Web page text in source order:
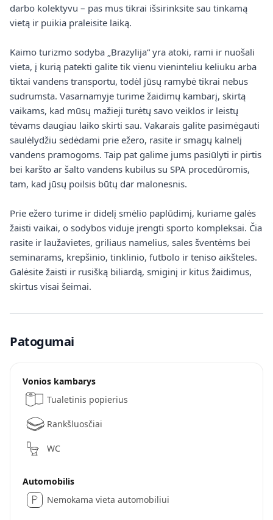
darbo kolektyvu – pas mus tikrai išsirinksite sau tinkamą
vietą ir puikia praleisite laiką.
Kaimo turizmo sodyba „Brazylija“ yra atoki, rami ir nuošali
vieta, į kurią patekti galite tik vienu vieninteliu keliuku arba
tiktai vandens transportu, todėl jūsų ramybė tikrai nebus
sudrumsta. Vasarnamyje turime žaidimų kambarį, skirtą
vaikams, kad mūsų mažieji turėtų savo veiklos ir leistų
tėvams daugiau laiko skirti sau. Vakarais galite pasimėgauti
saulėlydžiu sėdėdami prie ežero, rasite ir smagų kalnelį
vandens pramogoms. Taip pat galime jums pasiūlyti ir pirtis
bei karšto ar šalto vandens kubilus su SPA procedūromis,
tam, kad jūsų poilsis būtų dar malonesnis.
Prie ežero turime ir didelį smėlio paplūdimį, kuriame galės
žaisti vaikai, o sodybos viduje įrengti sporto kompleksai. Čia
rasite ir laužavietes, griliaus namelius, sales šventėms bei
seminarams, krepšinio, tinklinio, futbolo ir teniso aikšteles.
Galėsite žaisti ir rusišką biliardą, smiginį ir kitus žaidimus,
skirtus visai šeimai.
Patogumai
Vonios kambarys
Tualetinis popierius
Rankšluosčiai
WC
Automobilis
Nemokama vieta automobiliui